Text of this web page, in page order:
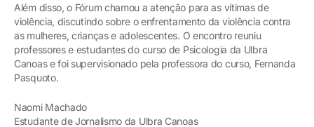
Além disso, o Fórum chamou a atenção para as vítimas de
violência, discutindo sobre o enfrentamento da violência contra
as mulheres, crianças e adolescentes. O encontro reuniu
professores e estudantes do curso de Psicologia da Ulbra
Canoas e foi supervisionado pela professora do curso, Fernanda
Pasquoto.
Naomi Machado
Estudante de Jornalismo da Ulbra Canoas